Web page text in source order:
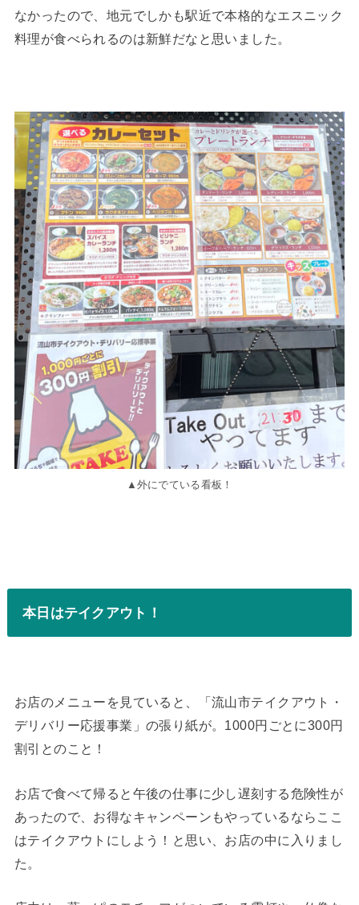
なかったので、地元でしかも駅近で本格的なエスニック
料理が食べられるのは新鮮だなと思いました。
▲外にでている看板！
本日はテイクアウト！
お店のメニューを見ていると、「流山市テイクアウト・
デリバリー応援事業」の張り紙が。1000円ごとに300円
割引とのこと！
お店で食べて帰ると午後の仕事に少し遅刻する危険性が
あったので、お得なキャンペーンもやっているならここ
はテイクアウトにしよう！と思い、お店の中に入りまし
た。